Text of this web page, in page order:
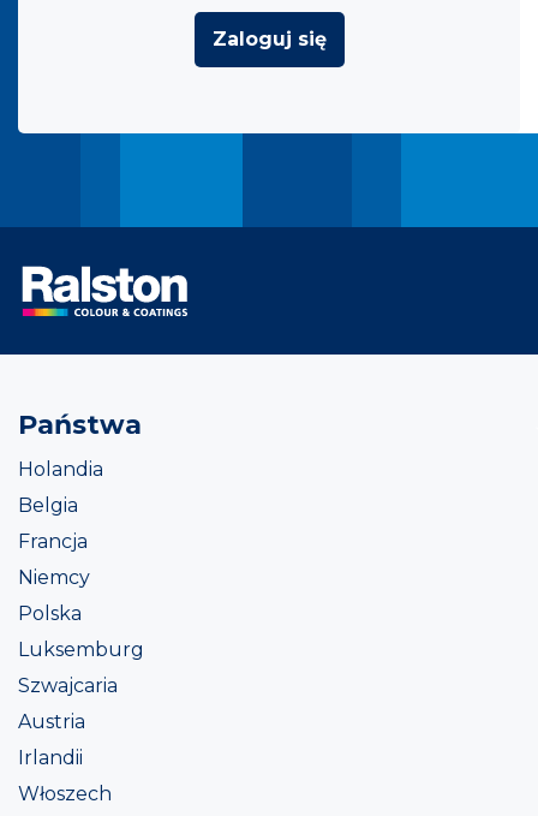
Zaloguj się
Państwa
Holandia
Belgia
Francja
Niemcy
Polska
Luksemburg
Szwajcaria
Austria
Irlandii
Włoszech